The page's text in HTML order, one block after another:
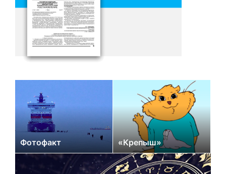
Фотофакт «Крепыш»